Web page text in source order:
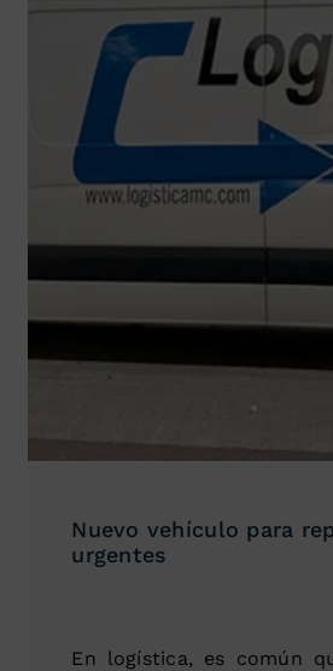
Nuevo vehículo para
urgentes
En logística, es común